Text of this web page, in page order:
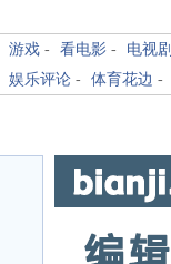
游戏 - 看电影 - 电视剧
娱乐评论 - 体育花边 -